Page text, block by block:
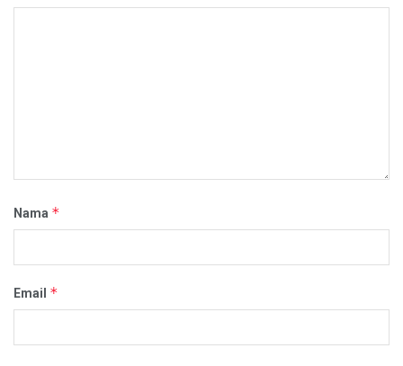
Nama *
Email *